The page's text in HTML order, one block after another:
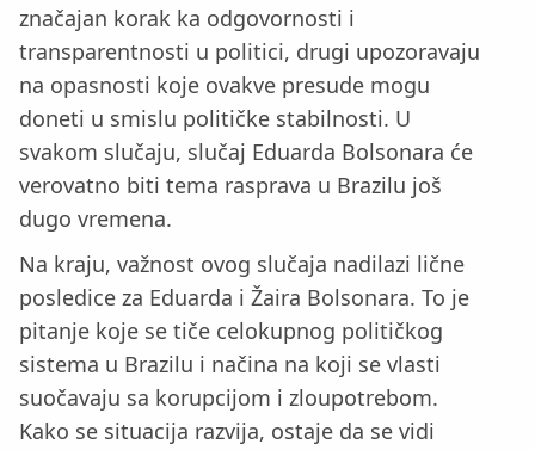
značajan korak ka odgovornosti i
transparentnosti u politici, drugi upozoravaju
na opasnosti koje ovakve presude mogu
doneti u smislu političke stabilnosti. U
svakom slučaju, slučaj Eduarda Bolsonara će
verovatno biti tema rasprava u Brazilu još
dugo vremena.
Na kraju, važnost ovog slučaja nadilazi lične
posledice za Eduarda i Žaira Bolsonara. To je
pitanje koje se tiče celokupnog političkog
sistema u Brazilu i načina na koji se vlasti
suočavaju sa korupcijom i zloupotrebom.
Kako se situacija razvija, ostaje da se vidi